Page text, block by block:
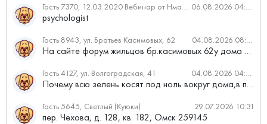
Гость 7370, 12.03.2020 Вебинар от Нмаркет.ПРО: «Актуальное об ипотеке: что нужно знать» 06.08.2026 04:00
psychologist
Гость 8943, ул. Братьев Касимовых, 62 04.08.2026 08:34
На сайте форум жильцов бр.касимовых 62у дома растут красивые...
Гость 4127, ул. Волгоградская, 41 04.08.2026 04:46
Почему всю зелень косят под ноль вокруг дома,в полисадниках....
Гость 5645, Светлый (Куюки) 29.07.2026 10:31
пер. Чехова, д. 128, кв. 182, Омск 259145